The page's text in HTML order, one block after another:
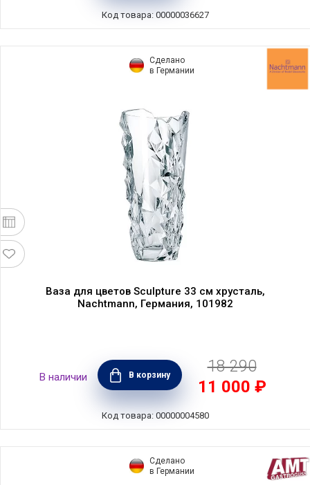
Код товара: 00000036627
Сделано
в Германии
Ваза для цветов Sculpture 33 см хрусталь,
Nachtmann, Германия, 101982
В наличии В корзину 18 290
11 000 ₽
Код товара: 00000004580
Сделано
в Германии